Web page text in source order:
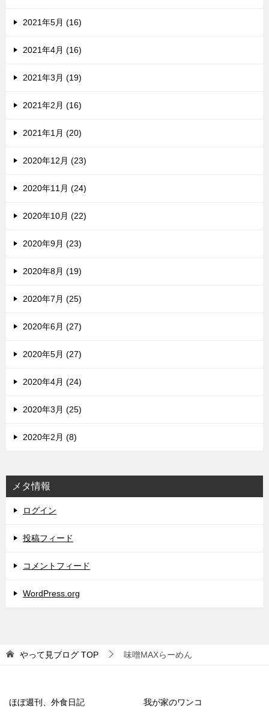
2021年5月 (16)
2021年4月 (16)
2021年3月 (19)
2021年2月 (16)
2021年1月 (20)
2020年12月 (23)
2020年11月 (24)
2020年10月 (22)
2020年9月 (23)
2020年8月 (19)
2020年7月 (25)
2020年6月 (27)
2020年5月 (27)
2020年4月 (24)
2020年3月 (25)
2020年2月 (8)
メタ情報
ログイン
投稿フィード
コメントフィード
WordPress.org
やって見ブログ TOP 味噌MAXらーめん
ほぼ週刊、外食日記 我が家のワンコ